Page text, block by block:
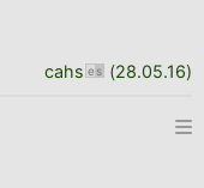
cahs (28.05.16)